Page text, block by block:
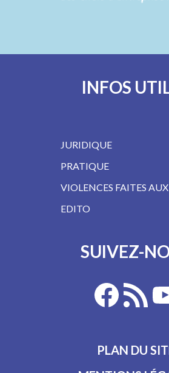
INFOS
JURIDIQUE
PRATIQUE
VIOLENCES FAITES
EDITO
SUIVEZ-
PLAN DU